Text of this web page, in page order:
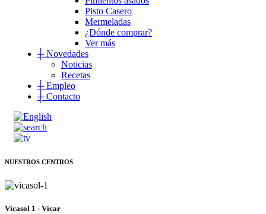
Pisto Casero
Mermeladas
¿Dónde comprar?
Ver más
┼Novedades
Noticias
Recetas
┼Empleo
┼Contacto
NUESTROS CENTROS
Vicasol 1 - Vícar